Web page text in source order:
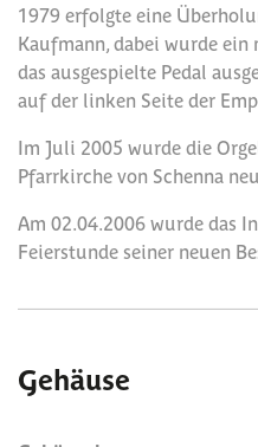
1979 erfolgte eine
Kaufmann, dabei wurde ein
das ausgespielte Pedal
auf der linken Seite der
Im Juli 2005 wurde die
Pfarrkirche von Schenna
Am 02.04.2006 wurde das
Feierstunde seiner neuen
Gehäuse